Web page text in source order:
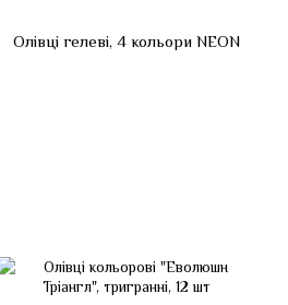
Олівці гелеві, 4 кольори NEON